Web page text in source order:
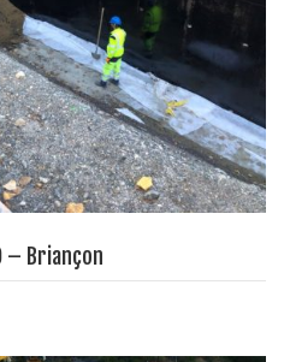
– Briançon